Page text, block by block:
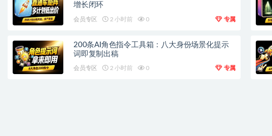
增长闭环
会员专区 2 小时前 0 专属
200条AI角色指令工具箱：八大身份场景化提示
词即复制出稿
会员专区 2 小时前 0 专属